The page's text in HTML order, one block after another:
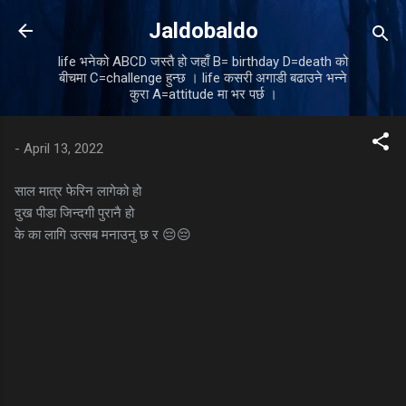
Skip to main content
Jaldobaldo
life भनेको ABCD जस्तै हो जहाँ B= birthday D=death को
बीचमा C=challenge हुन्छ । life कसरी अगाडी बढाउने भन्ने
कुरा A=attitude मा भर पर्छ ।
- April 13, 2022
साल मात्र फेरिन लागेको हो
दुख पीडा जिन्दगी पुरानै हो
के का लागि उत्सब मनाउनु छ र 😔😔